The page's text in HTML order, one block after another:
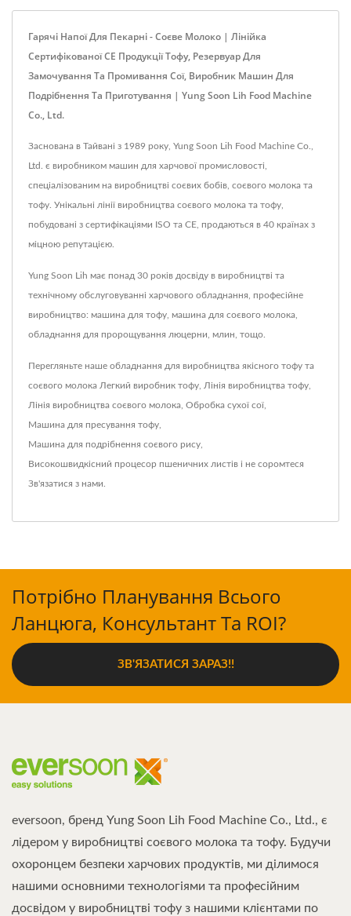
Гарячі Напої Для Пекарні - Соєве Молоко | Лінійка
Сертифікованої CE Продукції Тофу, Резервуар Для
Замочування Та Промивання Сої, Виробник Машин Для
Подрібнення Та Приготування | Yung Soon Lih Food Machine
Co., Ltd.
Заснована в Тайвані з 1989 року, Yung Soon Lih Food Machine Co.,
Ltd. є виробником машин для харчової промисловості,
спеціалізованим на виробництві соєвих бобів, соєвого молока та
тофу. Унікальні лінії виробництва соєвого молока та тофу,
побудовані з сертифікаціями ISO та CE, продаються в 40 країнах з
міцною репутацією.
Yung Soon Lih має понад 30 років досвіду в виробництві та
технічному обслуговуванні харчового обладнання, професійне
виробництво: машина для тофу, машина для соєвого молока,
обладнання для пророщування люцерни, млин, тощо.
Перегляньте наше обладнання для виробництва якісного тофу та
соєвого молока Легкий виробник тофу Лінія виробництва тофу
Лінія виробництва соєвого молока Обробка сухої сої
Машина для пресування тофу
Машина для подрібнення соєвого рису
Високошвидкісний процесор пшеничних листів і не соромтеся
Зв'язатися з нами
Потрібно Планування Всього
Ланцюга, Консультант Та ROI?
ЗВ'ЯЗАТИСЯ ЗАРАЗ!!
eversoon, бренд Yung Soon Lih Food Machine Co., Ltd., є
лідером у виробництві соєвого молока та тофу. Будучи
охоронцем безпеки харчових продуктів, ми ділимося
нашими основними технологіями та професійним
досвідом у виробництві тофу з нашими клієнтами по